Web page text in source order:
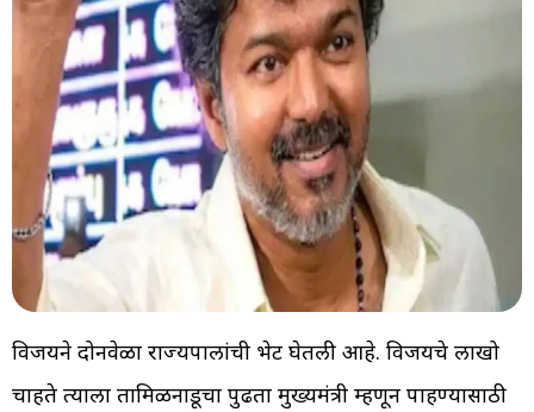
विजयने दोनवेळा राज्यपालांची भेट घेतली आहे. विजयचे लाखो
चाहते त्याला तामिळनाडूचा पुढता मुख्यमंत्री म्हणून पाहण्यासाठी